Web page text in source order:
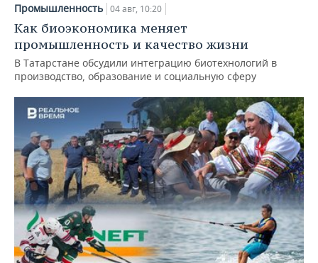
Промышленность 04 авг, 10:20
Как биоэкономика меняет
промышленность и качество жизни
В Татарстане обсудили интеграцию биотехнологий в
производство, образование и социальную сферу